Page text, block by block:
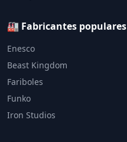
🏭 Fabricantes populares
Enesco
Beast Kingdom
Fariboles
Funko
Iron Studios